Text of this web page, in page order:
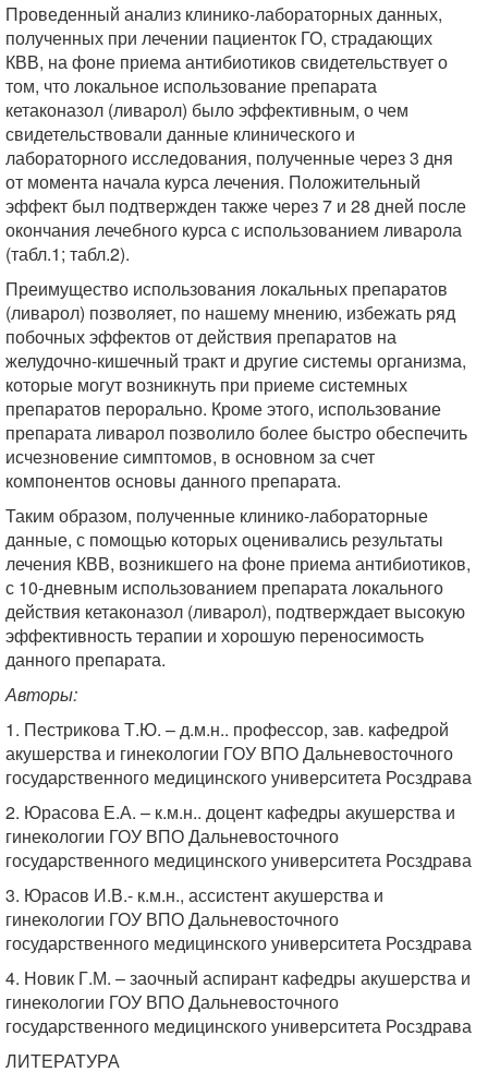
Проведенный анализ клинико-лабораторных данных,
полученных при лечении пациенток ГО, страдающих
КВВ, на фоне приема антибиотиков свидетельствует о
том, что локальное использование препарата
кетаконазол (ливарол) было эффективным, о чем
свидетельствовали данные клинического и
лабораторного исследования, полученные через 3 дня
от момента начала курса лечения. Положительный
эффект был подтвержден также через 7 и 28 дней после
окончания лечебного курса с использованием ливарола
(табл.1; табл.2).
Преимущество использования локальных препаратов
(ливарол) позволяет, по нашему мнению, избежать ряд
побочных эффектов от действия препаратов на
желудочно-кишечный тракт и другие системы организма,
которые могут возникнуть при приеме системных
препаратов перорально. Кроме этого, использование
препарата ливарол позволило более быстро обеспечить
исчезновение симптомов, в основном за счет
компонентов основы данного препарата.
Таким образом, полученные клинико-лабораторные
данные, с помощью которых оценивались результаты
лечения КВВ, возникшего на фоне приема антибиотиков,
с 10-дневным использованием препарата локального
действия кетаконазол (ливарол), подтверждает высокую
эффективность терапии и хорошую переносимость
данного препарата.
Авторы:
1. Пестрикова Т.Ю. – д.м.н.. профессор, зав. кафедрой
акушерства и гинекологии ГОУ ВПО Дальневосточного
государственного медицинского университета Росздрава
2. Юрасова Е.А. – к.м.н.. доцент кафедры акушерства и
гинекологии ГОУ ВПО Дальневосточного
государственного медицинского университета Росздрава
3. Юрасов И.В.- к.м.н., ассистент акушерства и
гинекологии ГОУ ВПО Дальневосточного
государственного медицинского университета Росздрава
4. Новик Г.М. – заочный аспирант кафедры акушерства и
гинекологии ГОУ ВПО Дальневосточного
государственного медицинского университета Росздрава
ЛИТЕРАТУРА